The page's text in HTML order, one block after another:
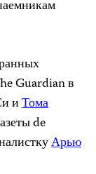
Guardian в
иТома
de
Арью